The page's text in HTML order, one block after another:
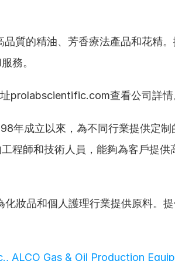
品質的精油、芳香療法產品和花精
務。
址prolabscientific.com查看公司詳情
年成立以來，為不同行業提供定
程師和技術人員，能夠為客戶提供
化妝品和個人護理行業提供原料。
ALCO Gas & Oil Production